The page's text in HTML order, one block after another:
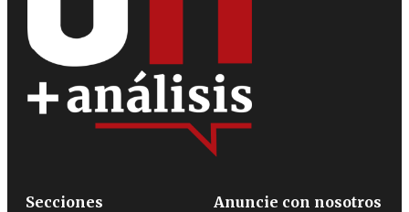
Secciones
Anuncie con nosotros